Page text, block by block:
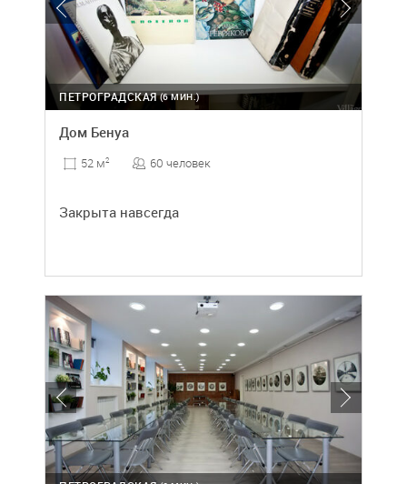
(6 МИН.)
ПЕТРОГРАДСКАЯ
Дом Бенуа
52 м2 60 человек
Закрыта навсегда